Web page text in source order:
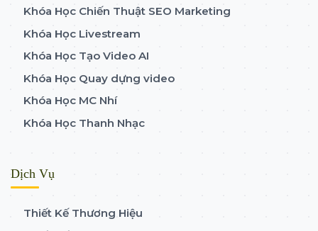
Khóa Học Chiến Thuật SEO Marketing
Khóa Học Livestream
Khóa Học Tạo Video AI
Khóa Học Quay dựng video
Khóa Học MC Nhí
Khóa Học Thanh Nhạc
Dịch Vụ
Thiết Kế Thương Hiệu